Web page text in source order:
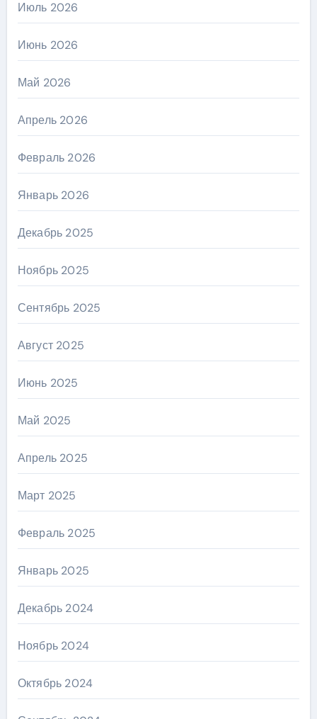
Июль 2026
Июнь 2026
Май 2026
Апрель 2026
Февраль 2026
Январь 2026
Декабрь 2025
Ноябрь 2025
Сентябрь 2025
Август 2025
Июнь 2025
Май 2025
Апрель 2025
Март 2025
Февраль 2025
Январь 2025
Декабрь 2024
Ноябрь 2024
Октябрь 2024